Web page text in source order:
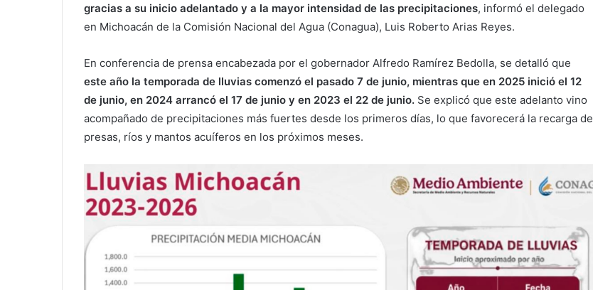
gracias a su inicio adelantado y a la mayor intensidad de las precipitaciones, informó el delegado
en Michoacán de la Comisión Nacional del Agua (Conagua), Luis Roberto Arias Reyes.
En conferencia de prensa encabezada por el gobernador Alfredo Ramírez Bedolla, se detalló que
este año la temporada de lluvias comenzó el pasado 7 de junio, mientras que en 2025 inició el 12
de junio, en 2024 arrancó el 17 de junio y en 2023 el 22 de junio. Se explicó que este adelanto vino
acompañado de precipitaciones más fuertes desde los primeros días, lo que favorecerá la recarga de
presas, ríos y mantos acuíferos en los próximos meses.